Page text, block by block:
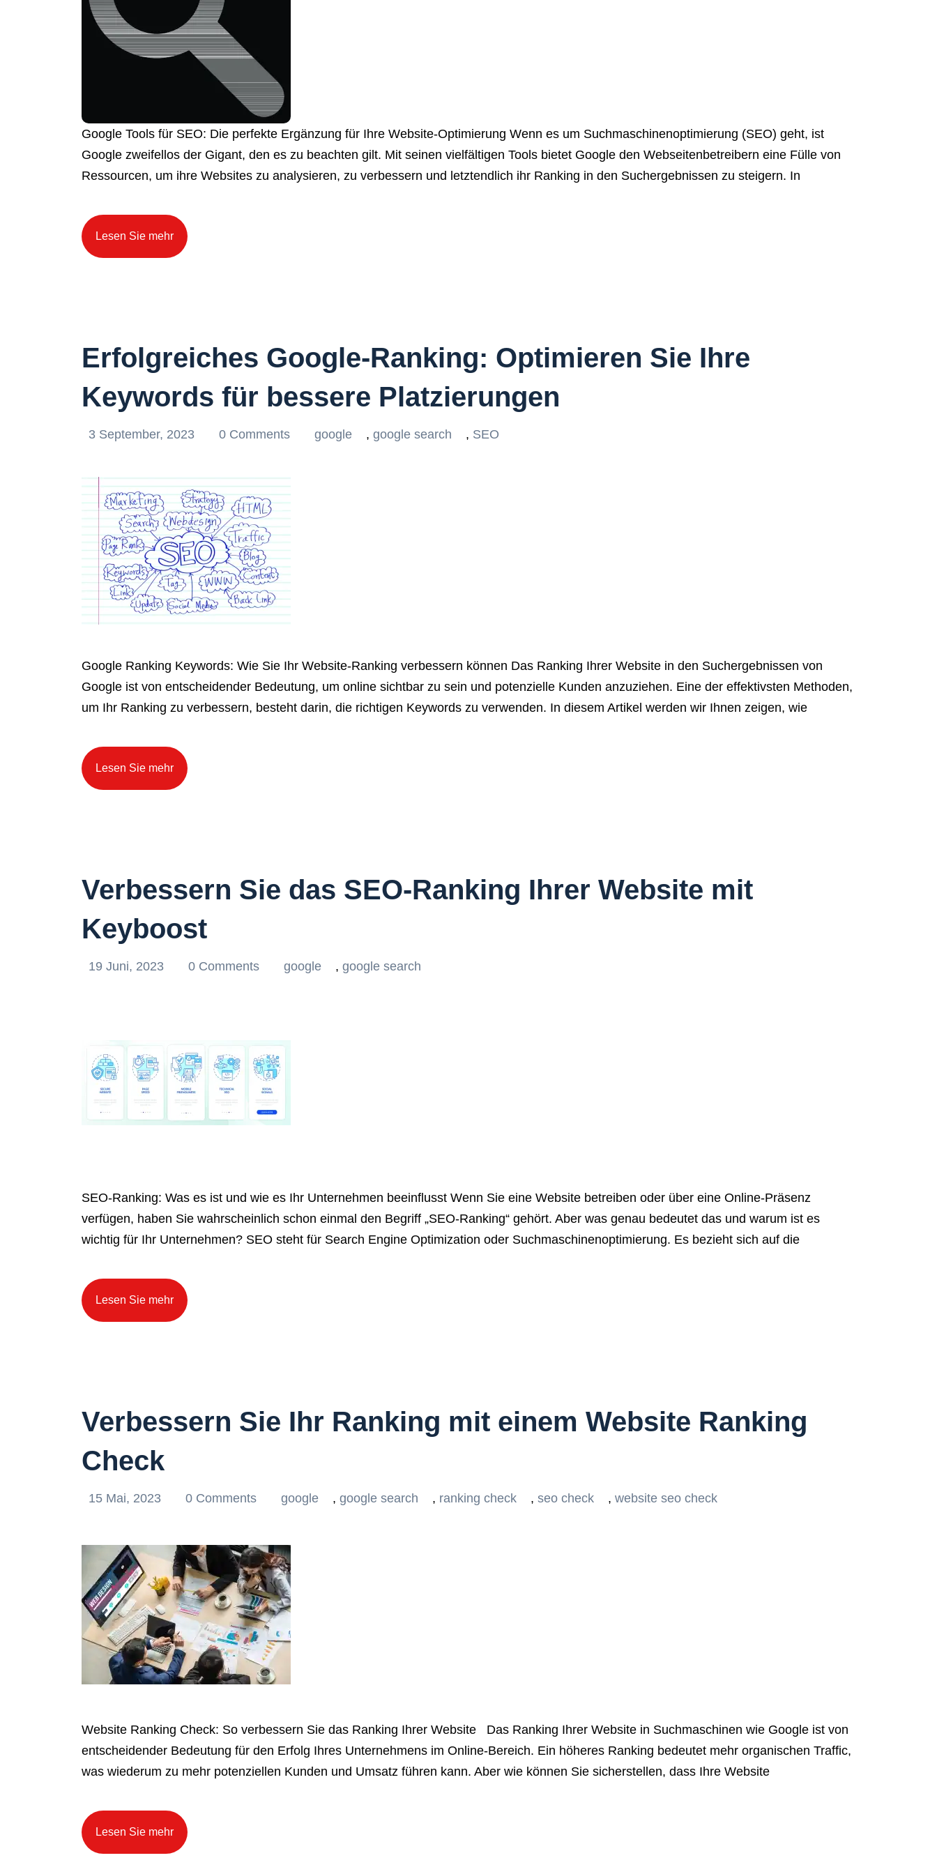
Google Tools für SEO: Die perfekte Ergänzung für Ihre Website-Optimierung Wenn es um Suchmaschinenoptimierung (SEO) geht, ist
Google zweifellos der Gigant, den es zu beachten gilt. Mit seinen vielfältigen Tools bietet Google den Webseitenbetreibern eine Fülle von
Ressourcen, um ihre Websites zu analysieren, zu verbessern und letztendlich ihr Ranking in den Suchergebnissen zu steigern. In
Lesen Sie mehr
Erfolgreiches Google-Ranking: Optimieren Sie Ihre
Keywords für bessere Platzierungen
3 September, 2023 0 Comments google , google search , SEO
Google Ranking Keywords: Wie Sie Ihr Website-Ranking verbessern können Das Ranking Ihrer Website in den Suchergebnissen von
Google ist von entscheidender Bedeutung, um online sichtbar zu sein und potenzielle Kunden anzuziehen. Eine der effektivsten Methoden,
um Ihr Ranking zu verbessern, besteht darin, die richtigen Keywords zu verwenden. In diesem Artikel werden wir Ihnen zeigen, wie
Lesen Sie mehr
Verbessern Sie das SEO-Ranking Ihrer Website mit
Keyboost
19 Juni, 2023 0 Comments google , google search
SEO-Ranking: Was es ist und wie es Ihr Unternehmen beeinflusst Wenn Sie eine Website betreiben oder über eine Online-Präsenz
verfügen, haben Sie wahrscheinlich schon einmal den Begriff „SEO-Ranking“ gehört. Aber was genau bedeutet das und warum ist es
wichtig für Ihr Unternehmen? SEO steht für Search Engine Optimization oder Suchmaschinenoptimierung. Es bezieht sich auf die
Lesen Sie mehr
Verbessern Sie Ihr Ranking mit einem Website Ranking
Check
15 Mai, 2023 0 Comments google , google search , ranking check , seo check , website seo check
Website Ranking Check: So verbessern Sie das Ranking Ihrer Website Das Ranking Ihrer Website in Suchmaschinen wie Google ist von
entscheidender Bedeutung für den Erfolg Ihres Unternehmens im Online-Bereich. Ein höheres Ranking bedeutet mehr organischen Traffic,
was wiederum zu mehr potenziellen Kunden und Umsatz führen kann. Aber wie können Sie sicherstellen, dass Ihre Website
Lesen Sie mehr